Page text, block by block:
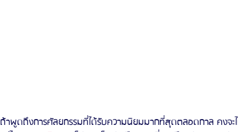
ถ้าพูดถึงการศัลยกรรมที่ได้รับความนิยมมากที่สุดตลอดกาล คงจะ